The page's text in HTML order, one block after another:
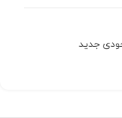
جدید